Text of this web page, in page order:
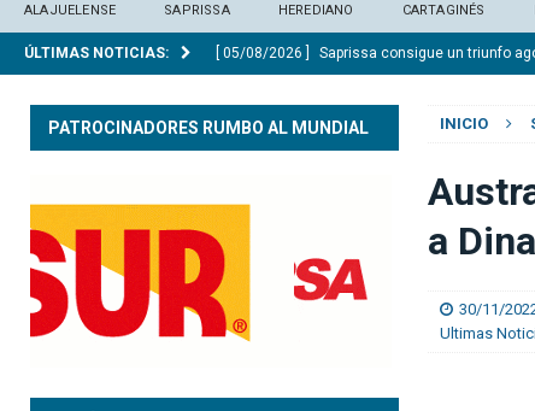
ALAJUELENSE SAPRISSA HEREDIANO CARTAGINÉS
ÚLTIMAS NOTICIAS: [ 05/08/2026 ] Saprissa consigue un triunfo
[ 05/08/2026 ] Alexander Vargas: «La Liga
El Real Madrid anuncia el
INICIO
a
30/11/
Ultimas
PATROCINADORES RUMBO AL MUNDIAL